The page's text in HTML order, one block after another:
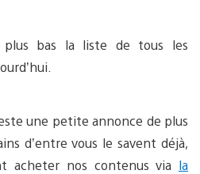
plus bas la liste de tous les
une petite annonce de plus
d’entre vous le savent déjà,
acheter nos contenus via la